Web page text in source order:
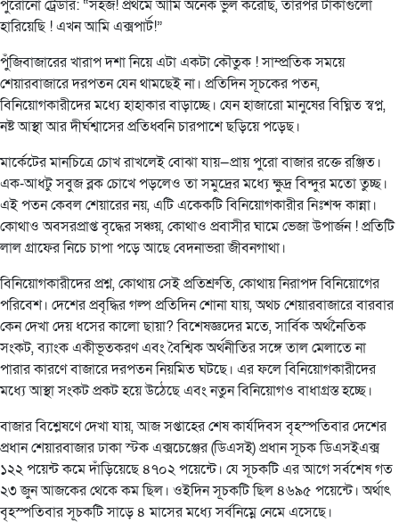
পুরোনো ট্রেডার: “সহজ! প্রথমে আমি অনেক ভুল করেছি, তারপর টাকাগুলো
হারিয়েছি ! এখন আমি এক্সপার্ট!”
পুঁজিবাজারের খারাপ দশা নিয়ে এটা একটা কৌতুক ! সাম্প্রতিক সময়ে
শেয়ারবাজারে দরপতন যেন থামছেই না। প্রতিদিন সূচকের পতন,
বিনিয়োগকারীদের মধ্যে হাহাকার বাড়াচ্ছে। যেন হাজারো মানুষের বিঘ্নিত স্বপ্ন,
নষ্ট আস্থা আর দীর্ঘশ্বাসের প্রতিধ্বনি চারপাশে ছড়িয়ে পড়েছ।
মার্কেটের মানচিত্রে চোখ রাখলেই বোঝা যায়—প্রায় পুরো বাজার রক্তে রঞ্জিত।
এক-আধটু সবুজ ব্লক চোখে পড়লেও তা সমুদ্রের মধ্যে ক্ষুদ্র বিন্দুর মতো তুচ্ছ।
এই পতন কেবল শেয়ারের নয়, এটি একেকটি বিনিয়োগকারীর নিঃশব্দ কান্না।
কোথাও অবসরপ্রাপ্ত বৃদ্ধের সঞ্চয়, কোথাও প্রবাসীর ঘামে ভেজা উপার্জন ! প্রতিটি
লাল গ্রাফের নিচে চাপা পড়ে আছে বেদনাভরা জীবনগাথা।
বিনিয়োগকারীদের প্রশ্ন, কোথায় সেই প্রতিশ্রুতি, কোথায় নিরাপদ বিনিয়োগের
পরিবেশ। দেশের প্রবৃদ্ধির গল্প প্রতিদিন শোনা যায়, অথচ শেয়ারবাজারে বারবার
কেন দেখা দেয় ধসের কালো ছায়া? বিশেষজ্ঞদের মতে, সার্বিক অর্থনৈতিক
সংকট, ব্যাংক একীভূতকরণ এবং বৈশ্বিক অর্থনীতির সঙ্গে তাল মেলাতে না
পারার কারণে বাজারে দরপতন নিয়মিত ঘটছে। এর ফলে বিনিয়োগকারীদের
মধ্যে আস্থা সংকট প্রকট হয়ে উঠেছে এবং নতুন বিনিয়োগও বাধাগ্রস্ত হচ্ছে।
বাজার বিশ্লেষণে দেখা যায়, আজ সপ্তাহের শেষ কার্যদিবস বৃহস্পতিবার দেশের
প্রধান শেয়ারবাজার ঢাকা স্টক এক্সচেঞ্জের (ডিএসই) প্রধান সূচক ডিএসইএক্স
১২২ পয়েন্ট কমে দাঁড়িয়েছে ৪৭০২ পয়েন্টে। যে সূচকটি এর আগে সর্বশেষ গত
২৩ জুন আজকের থেকে কম ছিল। ওইদিন সূচকটি ছিল ৪৬৯৫ পয়েন্টে। অর্থাৎ
বৃহস্পতিবার সূচকটি সাড়ে ৪ মাসের মধ্যে সর্বনিম্নে নেমে এসেছে।